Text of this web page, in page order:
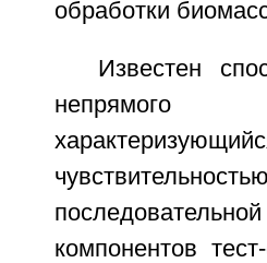
обработки
Известен
непрямого
компонентов